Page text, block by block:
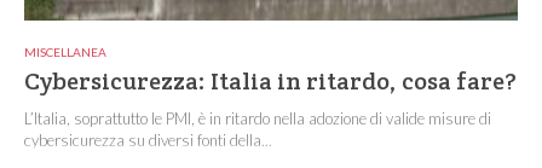
MISCELLANEA
Cybersicurezza: Italia in ritardo, cosa fare?
L’Italia, soprattutto le PMI, è in ritardo nella adozione di valide misure di
cybersicurezza su diversi fonti della...